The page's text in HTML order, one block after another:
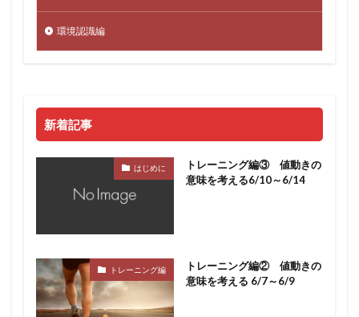
環境認識編
新着記事
はじめに
トレーニング編③ 値動きの
意味を考える6/10～6/14
トレーニング編
トレーニング編② 値動きの
意味を考える 6/7～6/9